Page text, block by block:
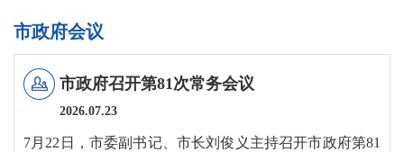
市政府会议
2026.07.23
市政府召开第81次常务会议
7月22日，市委副书记、市长刘俊义主持召开市政府第81